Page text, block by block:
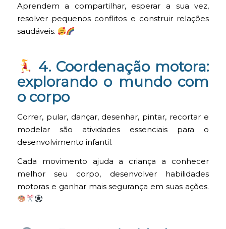
Aprendem a compartilhar, esperar a sua vez,
resolver pequenos conflitos e construir relações
saudáveis.
4. Coordenação motora:
explorando o mundo com
o corpo
Correr, pular, dançar, desenhar, pintar, recortar e
modelar são atividades essenciais para o
desenvolvimento infantil.
Cada movimento ajuda a criança a conhecer
melhor seu corpo, desenvolver habilidades
motoras e ganhar mais segurança em suas ações.